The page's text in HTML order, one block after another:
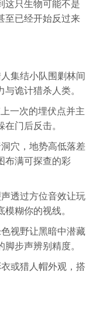
这只生物可能不是
至已经开始反过来
集结小队围剿林间
诡计猎杀人类。
一次的埋伏点并主
门后反击。
穴，地势高低落差
布满可探查的彩
透过方位音效让玩
糊你的视线。
视野让黑暗中潜藏
步声辨别精度。
或猎人帽外观，搭